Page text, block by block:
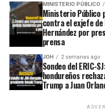
MINISTERIO PÚBLICO
Ministerio
contra el exjefe de
Hernández por
prensa
JOH 2 semanas ago
Sondeo del ERIC-
hondureños
Trump a Juan